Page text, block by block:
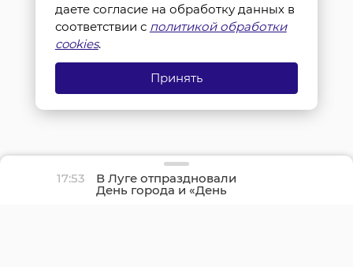
17:53 В Луге отпраздновали
День города и «День
детства»
даете согласие на обработку данных в
соответствии с политикой обработки
cookies.
Принять